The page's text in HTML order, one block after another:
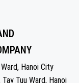
Hanoi City
Tuu Ward, Hanoi